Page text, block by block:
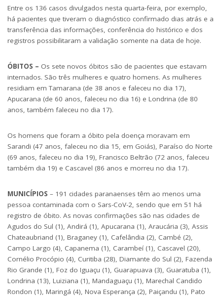
Entre os 136 casos divulgados nesta quarta-feira, por exemplo,
há pacientes que tiveram o diagnóstico confirmado dias atrás e a
transferência das informações, conferência do histórico e dos
registros possibilitaram a validação somente na data de hoje.
ÓBITOS – Os sete novos óbitos são de pacientes que estavam
internados. São três mulheres e quatro homens. As mulheres
residiam em Tamarana (de 38 anos e faleceu no dia 17),
Apucarana (de 60 anos, faleceu no dia 16) e Londrina (de 80
anos, também faleceu no dia 17).
Os homens que foram a óbito pela doença moravam em
Sarandi (47 anos, faleceu no dia 15, em Goiás), Paraíso do Norte
(69 anos, faleceu no dia 19), Francisco Beltrão (72 anos, faleceu
também dia 19) e Cascavel (86 anos e morreu no dia 17).
MUNICÍPIOS – 191 cidades paranaenses têm ao menos uma
pessoa contaminada com o Sars-CoV-2, sendo que em 51 há
registro de óbito. As novas confirmações são nas cidades de
Agudos do Sul (1), Andirá (1), Apucarana (1), Araucária (3), Assis
Chateaubriand (1), Braganey (1), Cafelândia (2), Cambé (2),
Campo Largo (4), Capanema (1), Carambeí (1), Cascavel (20),
Cornélio Procópio (4), Curitiba (28), Diamante do Sul (2), Fazenda
Rio Grande (1), Foz do Iguaçu (1), Guarapuava (3), Guaratuba (1),
Londrina (13), Luiziana (1), Mandaguaçu (1), Marechal Candido
Rondon (1), Maringá (4), Nova Esperança (2), Paiçandu (1), Pato